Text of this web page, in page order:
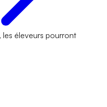
éleveurs pourront